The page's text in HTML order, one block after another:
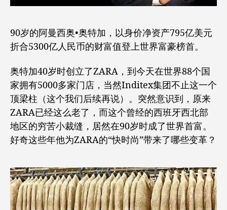
90岁的阿曼西奥•奥特加，以身价净资产795亿美元
折合5300亿人民币的财富值登上世界富豪榜首。
奥特加40岁时创立了ZARA，到今天在世界88个国
家拥有5000多家门店，当然Inditex集团不止这一个
顶梁柱（这个我们后续再说）。突然意识到，原来
ZARA已经这么老了，而这个曾经的西班牙西北部
地区的穷苦小裁缝，居然在90岁时成了世界首富。
好奇这些年他为ZARA的“快时尚”带来了哪些变革？